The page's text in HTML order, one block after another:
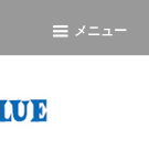
メニュー